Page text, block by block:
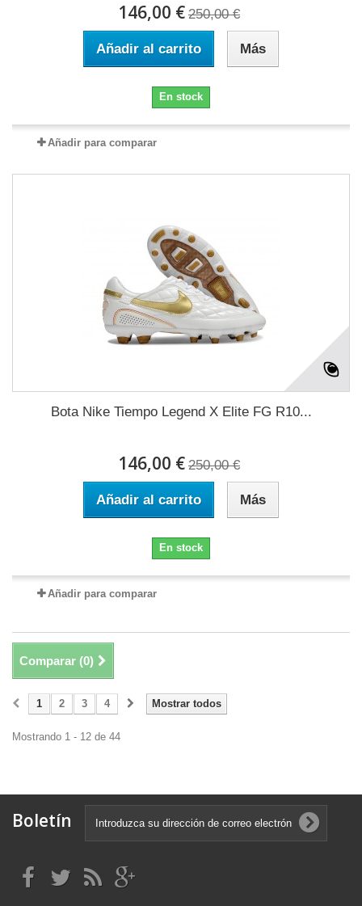
146,00 € 250,00 €
Añadir al carrito Más
En stock
Añadir para comparar
Bota Nike Tiempo Legend X Elite FG R10...
146,00 € 250,00 €
Añadir al carrito Más
En stock
Añadir para comparar
Comparar (0)
Mostrar todos
1 2 3 4
Mostrando 1 - 12 de 44
Boletín